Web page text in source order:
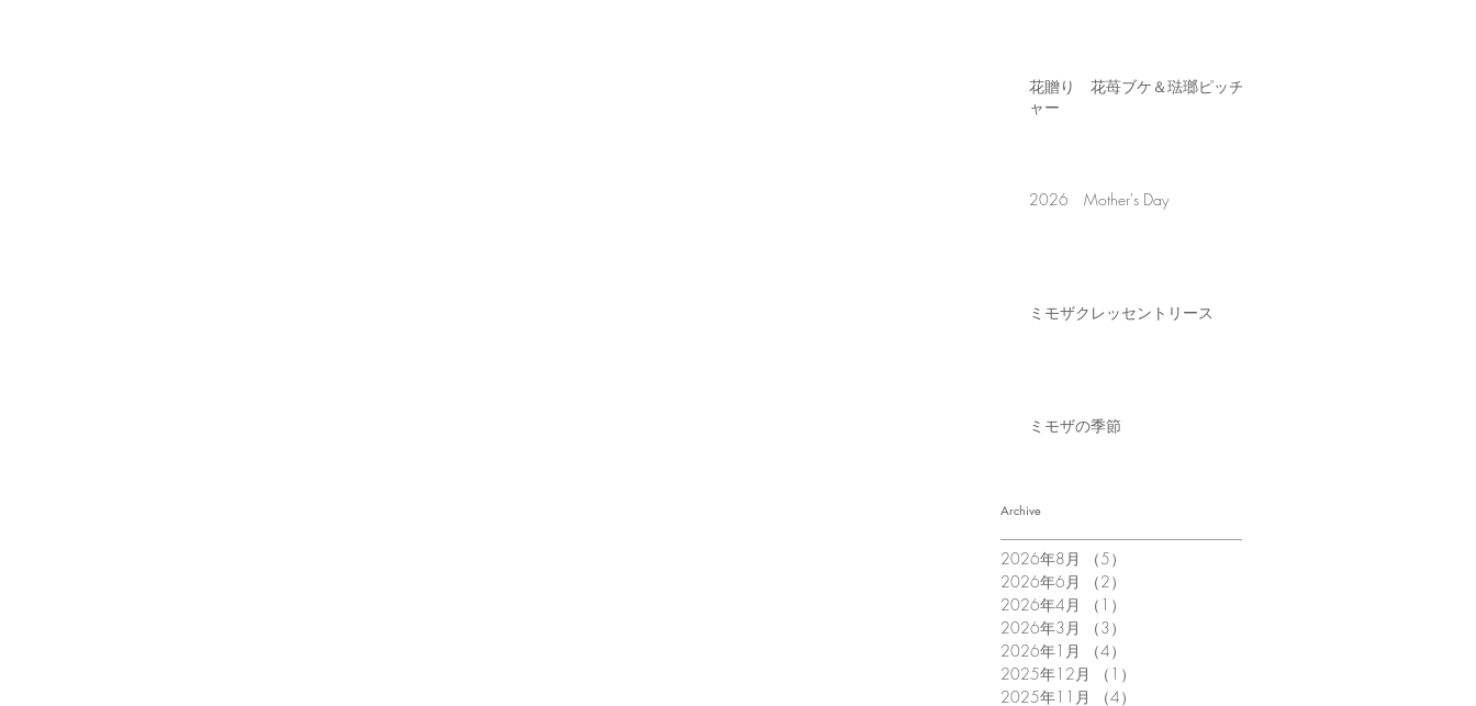
花贈り 花苺ブケ＆琺瑯ピッチ
ャー
2026 Mother's Day
ミモザクレッセントリース
ミモザの季節
Archive
2026年8月 （5）
2026年6月
（2）
2026年4月
（1）
2026年3月
（3）
2026年1月
（4）
2025年12月
（1）
2025年11月
（4）